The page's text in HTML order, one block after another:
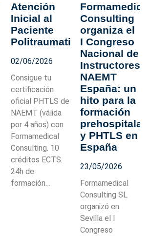
Atención
Inicial al
Paciente
Politraumatizado
02/06/2026
Consigue tu
certificación
oficial PHTLS de
NAEMT (válida
por 4 años) con
Formamedical
Consulting. 10
créditos ECTS.
24h de
formación…
Consulting
organiza el
I Congreso
Nacional de
Instructores
NAEMT
España: un
hito para la
formación
y PHTLS en
España
23/05/2026
Formamedical
Consulting SL
organizó en
Sevilla el I
Congreso